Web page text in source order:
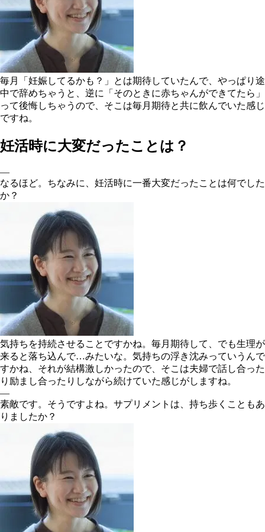
毎月「妊娠してるかも？」とは期待していたんで、やっぱり途
中で辞めちゃうと、逆に「そのときに赤ちゃんができてたら」
って後悔しちゃうので、そこは毎月期待と共に飲んでいた感じ
ですね。
妊活時に大変だったことは？
―
なるほど。ちなみに、妊活時に一番大変だったことは何でした
か？
気持ちを持続させることですかね。毎月期待して、でも生理が
来ると落ち込んで…みたいな。気持ちの浮き沈みっていうんで
すかね、それが結構激しかったので、そこは夫婦で話し合った
り励まし合ったりしながら続けていた感じがしますね。
―
素敵です。そうですよね。サプリメントは、持ち歩くこともあ
りましたか？